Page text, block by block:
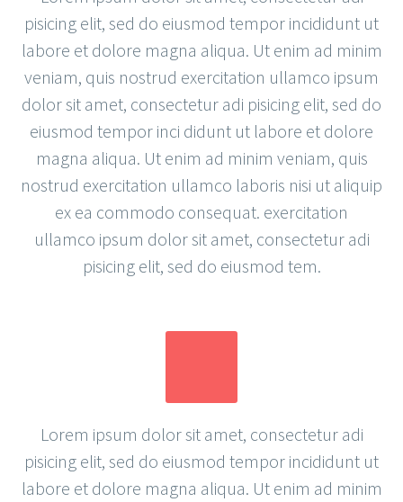
pisicing elit, sed do eiusmod tempor incididunt ut
labore et dolore magna aliqua. Ut enim ad minim
veniam, quis nostrud exercitation ullamco ipsum
dolor sit amet, consectetur adi pisicing elit, sed do
eiusmod tempor inci didunt ut labore et dolore
magna aliqua. Ut enim ad minim veniam, quis
nostrud exercitation ullamco laboris nisi ut aliquip
ex ea commodo consequat. exercitation
ullamco ipsum dolor sit amet, consectetur adi
pisicing elit, sed do eiusmod tem.
Lorem ipsum dolor sit amet, consectetur adi
pisicing elit, sed do eiusmod tempor incididunt ut
labore et dolore magna aliqua. Ut enim ad minim